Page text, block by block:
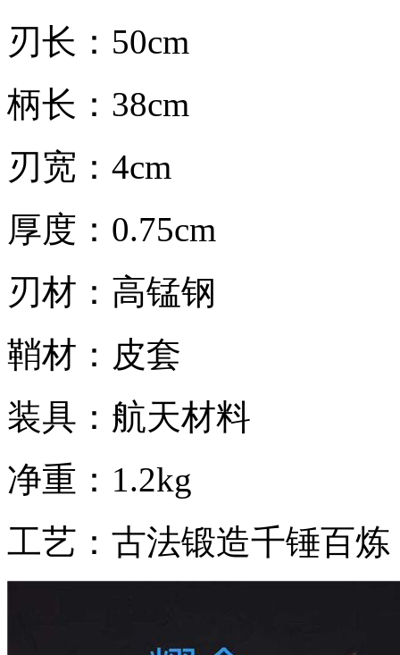
刃长：50cm
柄长：38cm
刃宽：4cm
厚度：0.75cm
刃材：高锰钢
鞘材：皮套
装具：航天材料
净重：1.2kg
工艺：古法锻造千锤百